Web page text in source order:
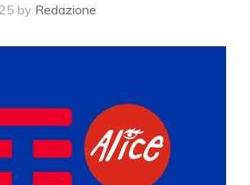
by Redazione